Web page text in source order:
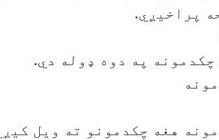
پراخیږي.
په دوه ډوله دي.
هغه چکدمونو ته ویل